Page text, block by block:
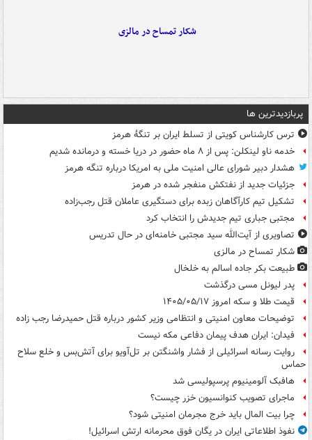
شکار تمساح در مالزی
پربازدیدترین ها
ترس کارشناس کویتی از تسلط ایران بر تنگۀ هرمز
خدمه ناو لینکلن: پس از ۸ ماه حضور در دریا خسته و درمانده‌ شدیم
هشدار دبیر شورای عالی امنیت ملی به امریکا درباره تنگه هرمز
جزئیات جدید از نفتکش منفجر شده در هرمز
تشکیل تیم کارآگاهان زبده برای دستگیری عاملان قتل رجب‌زاده
مجتبی جباری تیم جدیدش را انتخاب کرد
تصاویری از آیت‌الله سید مجتبی خامنه‌ای در حال تدریس
شکار تمساح در مالزی
طبیعت بکر جاده اسالم به خلخال
پدر لیونل مسی درگذشت
قیمت طلا و سکه امروز ۱۴۰۵/۰۵/۱۷
توضیحات معاون امنیتی و انتظامی وزیر کشور درباره قتل حمیدرضا رجب زاده
فیدان: ایران هدف پیمان دفاعی مکه نیست
روایت رسانه اسرائیلی از فشار واشنگتن بر تل‌آویو برای آتش‌بس و خلع سلاح
حماس
هافبک آلومینیوم پرسپولیسی شد
ماجرای تصویب کنوانسیون خزر چیست؟
چرا بیت المال باید خرج مجرمان امنیتی شود؟
نفوذ اطلاعاتی ایران در یگان فوق محرمانه ارتش اسرائیل!